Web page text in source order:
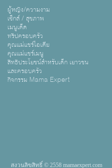
ผู้หญิง/ความงาม
เซ็กส์ / สุขภาพ
เมนูเด็ด
ทริปครอบครัว
คุณแม่แชร์ไอเดีย
คุณแม่แชร์เมนู
สิทธิประโยชน์สำหรับเด็ก เยาวชน
และครอบครัว
กิจกรรม Mama Expert
สงวนลิขสิทธิ์ © 2558 mamaexpert.com